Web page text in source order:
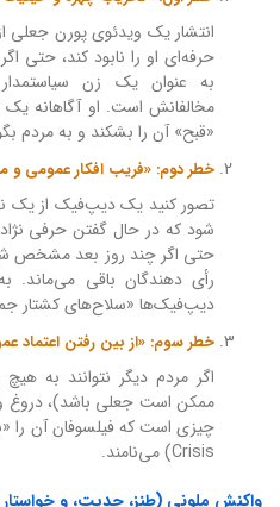
انتشار یک ویدئوی پورن جعلی
حرفه‌ای او را نابود کند، حتی
به عنوان یک زن
مخالفانش است. او آگاهانه یک
«قبح» آن را بشکند و به مردم
خطر دوم: «فریب افکار عمومی و
تصور کنید یک دیپ‌فیک از یک
شود که در حال گفتن حرفی
حتی اگر چند روز بعد مشخص
رأی دهندگان باقی می‌ماند.
دیپ‌فیک‌ها «سلاح‌های کشتار
خطر سوم: «از بین رفتن اعتماد
اگر مردم دیگر نتوانند به
ممکن است جعلی باشد)، دروغ
Crisis) می‌نامند.
واکنش ملونی (طنز، جدیت، و